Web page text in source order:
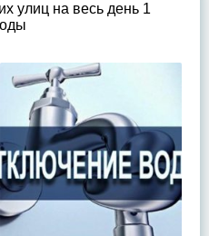
улиц на весь день 1